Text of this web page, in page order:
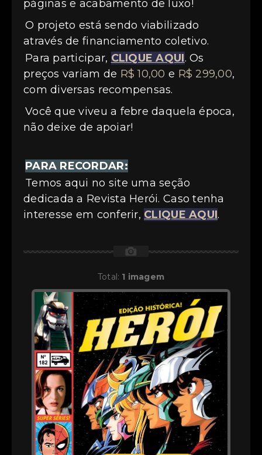
páginas e acabamento de luxo!
O projeto está sendo viabilizado
através de financiamento coletivo.
Para participar, CLIQUE AQUI. Os
preços variam de R$ 10,00 e R$ 299,00,
com diversas recompensas.
Você que viveu a febre daquela época,
não deixe de apoiar!
PARA RECORDAR:
Temos aqui no site uma seção
dedicada a Revista Herói. Caso tenha
interesse em conferir, CLIQUE AQUI.
📷
Total: 1 imagem